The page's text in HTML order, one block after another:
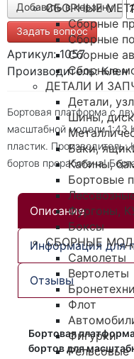
СБОРНЫЕ
Сборные
Сборные
Сборные
Сборные
ДЕТАЛИ И
Детали,
Шины,
Баки,
Кабины,
Бортовые
Фургоны,
Боксы
СБОРНЫЕ
Самолеты
Вертолеты
Флот
Фигурки
Рельсовые
Задать вопрос
Артикул: 1057
Производитель: Клен
Бортовая платформа с
масштабной модели 1:43
пластик. Производитель:
бортов проработана!
Описание
Информация для
Отзывы
Бортовая
бортов для